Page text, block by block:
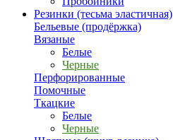
Резинки (тесьма эластичная)
Бельевые (продёржка)
Вязаные
Белые
Черные
Перфорированные
Помочные
Ткацкие
Белые
Черные